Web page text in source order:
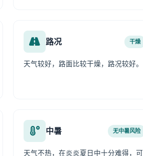
路况 干燥
天气较好，路面比较干燥，路况较好。
中暑 无中暑风险
天气不热，在炎炎夏日中十分难得，可